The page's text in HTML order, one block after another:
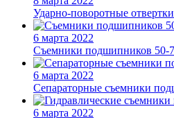
Ударно-поворотные отвертки
6 марта 2022
Съемники подшипников 50-
6 марта 2022
Сепараторные съемники
6 марта 2022